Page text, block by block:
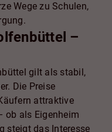
Wege zu Schulen,
–
gilt als stabil,
Die Preise
attraktive
ob als Eigenheim
steigt das Interesse